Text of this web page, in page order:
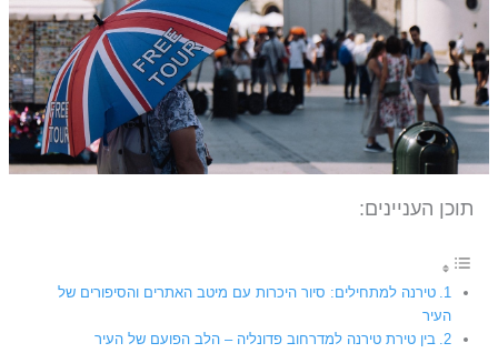
תוכן העניינים:
טירנה למתחילים: סיור היכרות עם מיטב האתרים והסיפורים של
העיר
בין טירת טירנה למדרחוב פדונליה – הלב הפועם של העיר